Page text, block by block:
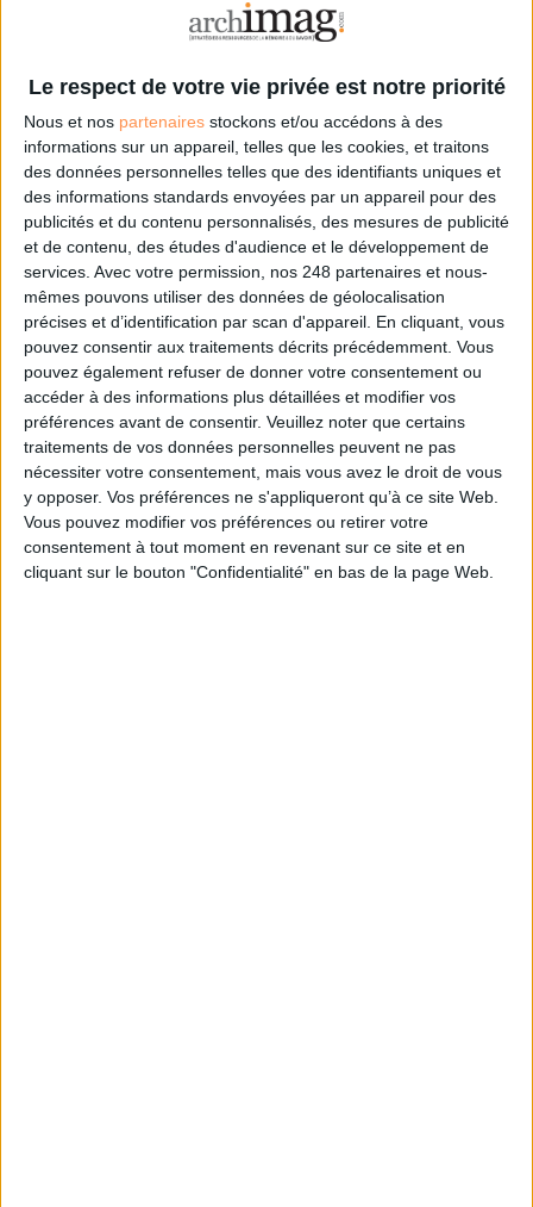
Le respect de votre vie privée est notre priorité
Nous et nos partenaires stockons et/ou accédons à des
informations sur un appareil, telles que les cookies, et traitons
des données personnelles telles que des identifiants uniques et
des informations standards envoyées par un appareil pour des
publicités et du contenu personnalisés, des mesures de publicité
et de contenu, des études d'audience et le développement de
services. Avec votre permission, nos 248 partenaires et nous-
mêmes pouvons utiliser des données de géolocalisation
précises et d’identification par scan d'appareil. En cliquant, vous
pouvez consentir aux traitements décrits précédemment. Vous
pouvez également refuser de donner votre consentement ou
accéder à des informations plus détaillées et modifier vos
préférences avant de consentir. Veuillez noter que certains
traitements de vos données personnelles peuvent ne pas
nécessiter votre consentement, mais vous avez le droit de vous
y opposer. Vos préférences ne s'appliqueront qu’à ce site Web.
Vous pouvez modifier vos préférences ou retirer votre
consentement à tout moment en revenant sur ce site et en
cliquant sur le bouton "Confidentialité" en bas de la page Web.
Lefebvre Sarrut introduit l’IA générative dans la recherche d’informations
0 Commentaire
Intelligence Artificielle
IA Générative
Droit De L'information
Juridique
Connectez-vousouinscrivez-vouspour publier un commentaire
À LIRE SUR ARCHIMAG
Le plus beau but de tous les temps, signé Pelé,
reconstitué grâce à l'IA et aux archives